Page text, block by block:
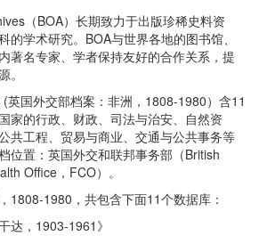
（BOA）长期致力于出版珍稀史料资
的学术研究。BOA与世界各地的图书馆、
著名专家、学者保持友好的合作关系，提
。
英国外交部档案：非洲，1808-1980）含11
家的行政、财政、司法与治安、自然资
共工程、贸易与商业、交通与公共事务等
位置：英国外交和联邦事务部（British
Office，FCO）。
1808-1980，共包含下面11个数据库：
达，1903-1961》